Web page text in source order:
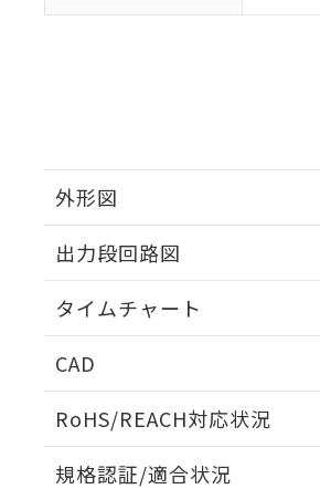
外形図
出力段回路図
タイムチャート
CAD
RoHS/REACH対応状況
規格認証/適合状況